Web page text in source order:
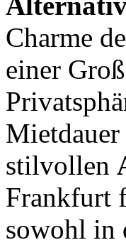
Charme
einer
stilvollen
Frankfurt
sowohl in